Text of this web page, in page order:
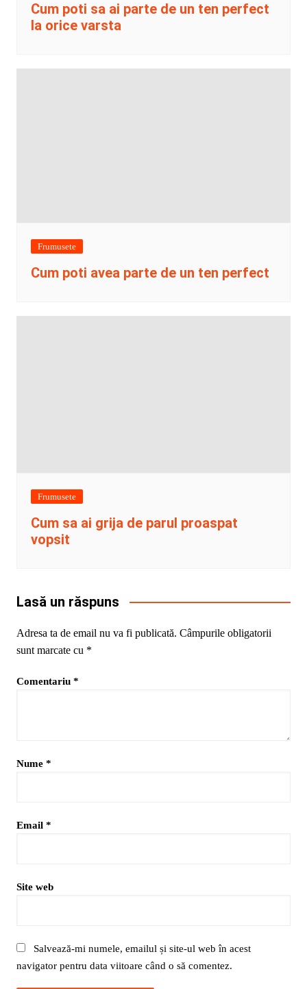
Cum poti sa ai parte de un ten perfect
la orice varsta
Frumusete
Cum poti avea parte de un ten perfect
Frumusete
Cum sa ai grija de parul proaspat
vopsit
Lasă un răspuns
Adresa ta de email nu va fi publicată. Câmpurile obligatorii
sunt marcate cu *
Comentariu *
Nume *
Email *
Site web
Salvează-mi numele, emailul și site-ul web în acest
navigator pentru data viitoare când o să comentez.